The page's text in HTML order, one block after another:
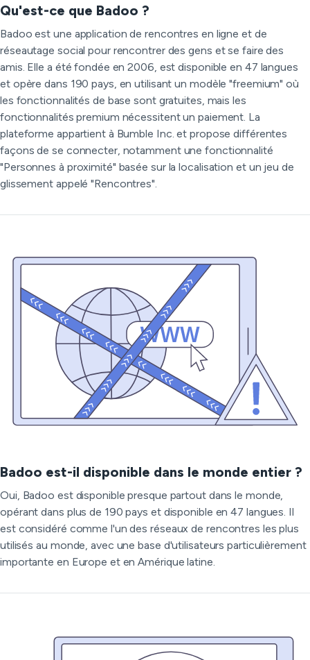
Qu'est-ce que Badoo ?
Badoo est une application de rencontres en ligne et de
réseautage social pour rencontrer des gens et se faire des
amis. Elle a été fondée en 2006, est disponible en 47 langues
et opère dans 190 pays, en utilisant un modèle "freemium" où
les fonctionnalités de base sont gratuites, mais les
fonctionnalités premium nécessitent un paiement. La
plateforme appartient à Bumble Inc. et propose différentes
façons de se connecter, notamment une fonctionnalité
"Personnes à proximité" basée sur la localisation et un jeu de
glissement appelé "Rencontres".
Badoo est-il disponible dans le monde entier ?
Oui, Badoo est disponible presque partout dans le monde,
opérant dans plus de 190 pays et disponible en 47 langues. Il
est considéré comme l'un des réseaux de rencontres les plus
utilisés au monde, avec une base d'utilisateurs particulièrement
importante en Europe et en Amérique latine.